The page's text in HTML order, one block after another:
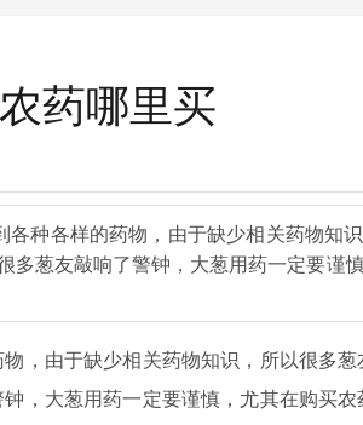
药哪里买
各种各样的药物，由于缺少相关药物知
多葱友敲响了警钟，大葱用药一定要谨
，由于缺少相关药物知识，所以很多
，大葱用药一定要谨慎，尤其在购买